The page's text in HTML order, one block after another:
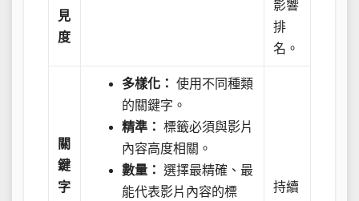
見
度
影響
排
名。
關
鍵
字
多樣化： 使用不同種類
的關鍵字。
精準： 標籤必須與影片
內容高度相關。
數量： 選擇最精確、最
能代表影片內容的標
持續